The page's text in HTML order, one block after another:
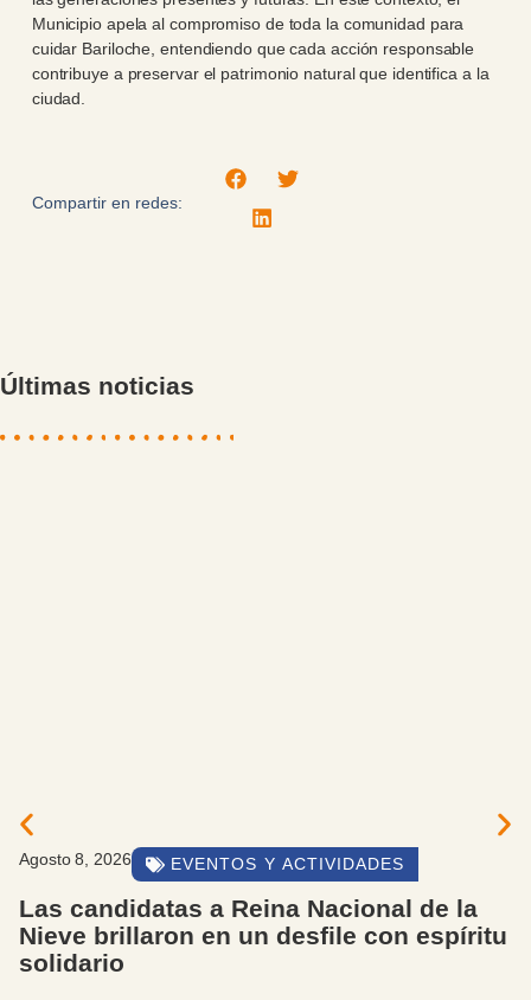
Municipio apela al compromiso de toda la comunidad para
cuidar Bariloche, entendiendo que cada acción responsable
contribuye a preservar el patrimonio natural que identifica a la
ciudad.
Compartir en redes:
Últimas noticias
Agosto 8, 2026 EVENTOS Y ACTIVIDADES
Las candidatas a Reina Nacional de la
Nieve brillaron en un desfile con espíritu
solidario